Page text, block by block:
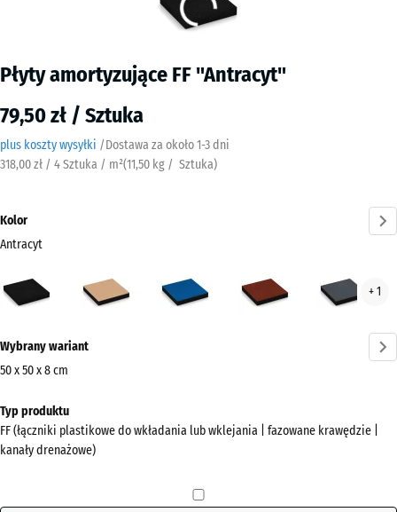
Płyty amortyzujące FF "Antracyt"
79,50 zł / Sztuka
plus koszty wysyłki /Dostawa za około​ ​ ​​​1-3 dni
318,00 zł / 4 Sztuka / m²(11,50 kg / Sztuka)
Kolor
Antracyt
(active)
piaskowy
nieba
ceglasty
+ 1
informacji
o
Pokaż
paletę
Antracyt(active)
Wybrany wariant
50 x 50 x 8 cm
do
wysyłki
500
Typ produktu
FF (łączniki plastikowe do wkładania lub wklejania | fazowane krawędzie |
kanały drenażowe)